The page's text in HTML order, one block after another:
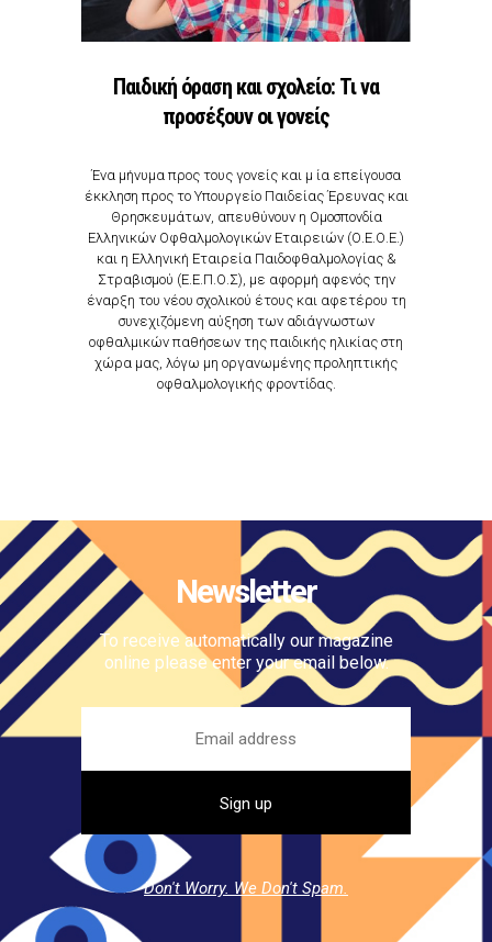
Παιδική όραση και σχολείο: Τι να
προσέξουν οι γονείς
Ένα μήνυμα προς τους γονείς και μ ία επείγουσα
έκκληση προς το Υπουργείο Παιδείας Έρευνας και
Θρησκευμάτων, απευθύνουν η Ομοσπονδία
Ελληνικών Οφθαλμολογικών Εταιρειών (Ο.Ε.Ο.Ε.)
και η Ελληνική Εταιρεία Παιδοφθαλμολογίας &
Στραβισμού (Ε.Ε.Π.Ο.Σ), με αφορμή αφενός την
έναρξη του νέου σχολικού έτους και αφετέρου τη
συνεχιζόμενη αύξηση των αδιάγνωστων
οφθαλμικών παθήσεων της παιδικής ηλικίας στη
χώρα μας, λόγω μη οργανωμένης προληπτικής
οφθαλμολογικής φροντίδας.
Newsletter
To receive automatically our magazine
online please enter your email below.
Don't Worry. We Don't Spam.